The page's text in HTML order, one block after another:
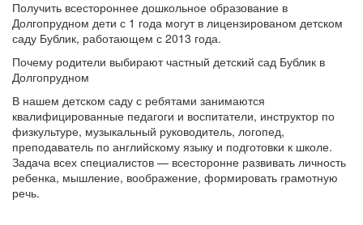
Получить всестороннее дошкольное образование в
Долгопрудном дети с 1 года могут в лицензированом детском
саду Бублик, работающем с 2013 года.
Почему родители выбирают частный детский сад Бублик в
Долгопрудном
В нашем детском саду с ребятами занимаются
квалифицированные педагоги и воспитатели, инструктор по
физкультуре, музыкальный руководитель, логопед,
преподаватель по английскому языку и подготовки к школе.
Задача всех специалистов — всесторонне развивать личность
ребенка, мышление, воображение, формировать грамотную
речь.